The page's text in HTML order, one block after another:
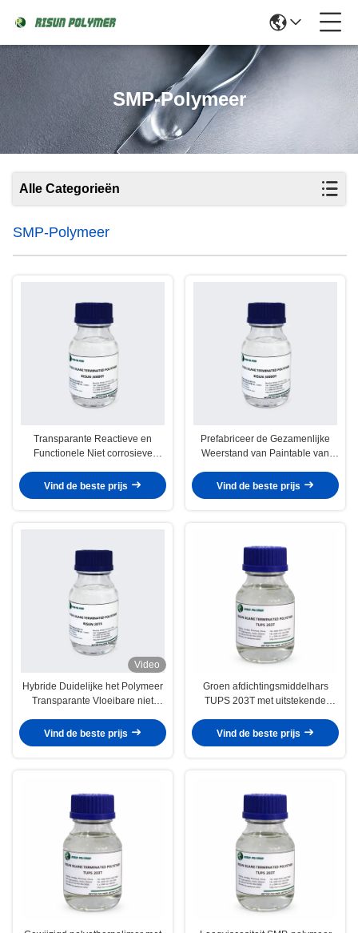
SMP-Polymeer
Alle Categorieën
SMP-Polymeer
Transparante Reactieve en
Functionele Niet corrosieve
Vind de beste prijs
Prefabriceer de Gezamenlijke
Weerstand van Paintable van
Polymeren Duidelijke Superieure
UV
Vind de beste prijs
Video
Hybride Duidelijke het Polymeer
Transparante Vloeibare niet
Polymeer Zelfklevende Risun
Vind de beste prijs
Groen afdichtingsmiddelhars
TUPS 203T met uitstekende
industrieel en bouwgebruik
Vind de beste prijs